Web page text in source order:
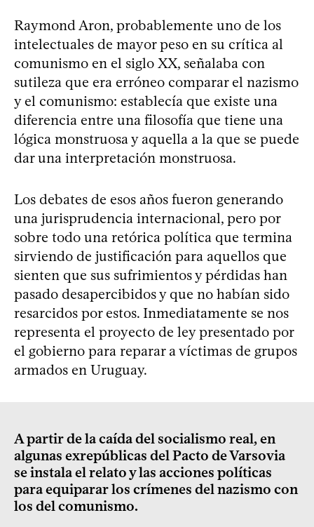
Raymond Aron, probablemente uno de los
intelectuales de mayor peso en su crítica al
comunismo en el siglo XX, señalaba con
sutileza que era erróneo comparar el nazismo
y el comunismo: establecía que existe una
diferencia entre una filosofía que tiene una
lógica monstruosa y aquella a la que se puede
dar una interpretación monstruosa.
Los debates de esos años fueron generando
una jurisprudencia internacional, pero por
sobre todo una retórica política que termina
sirviendo de justificación para aquellos que
sienten que sus sufrimientos y pérdidas han
pasado desapercibidos y que no habían sido
resarcidos por estos. Inmediatamente se nos
representa el proyecto de ley presentado por
el gobierno para reparar a víctimas de grupos
armados en Uruguay.
A partir de la caída del socialismo real, en
algunas exrepúblicas del Pacto de Varsovia
se instala el relato y las acciones políticas
para equiparar los crímenes del nazismo con
los del comunismo.